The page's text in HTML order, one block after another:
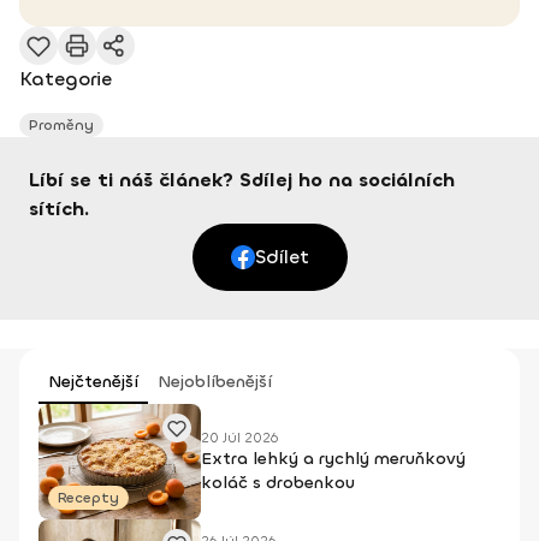
Kategorie
Proměny
Líbí se ti náš článek? Sdílej ho na sociálních
sítích.
Sdílet
Nejčtenější Nejoblíbenější
Recepty
20 Júl 2026
Extra lehký a rychlý meruňkový
koláč s drobenkou